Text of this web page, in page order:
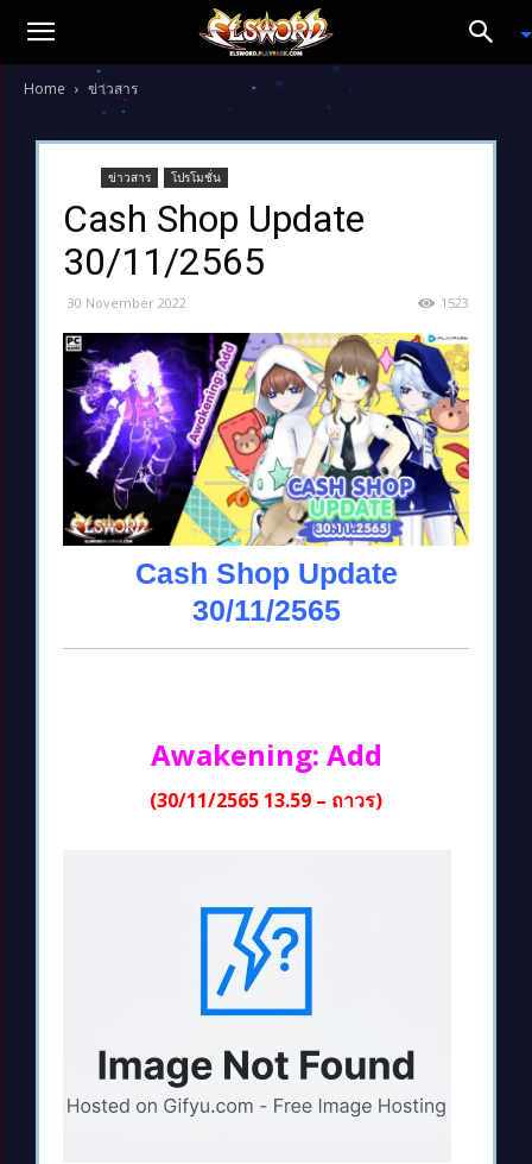
Home ข่าวสาร
ข่าวสาร โปรโมชั่น
Cash Shop Update
30/11/2565
30 November 2022 1523
Cash Shop Update
30/11/2565
Awakening: Add
(30/11/2565 13.59 – ถาวร)